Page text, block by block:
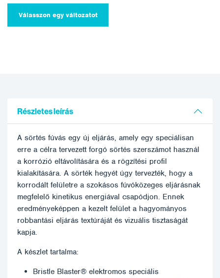
Válasszon egy változatot
Részletes leírás
A sörtés fúvás egy új eljárás, amely egy speciálisan
erre a célra tervezett forgó sörtés szerszámot használ
a korrózió eltávolítására és a rögzítési profil
kialakítására. A sörték hegyét úgy tervezték, hogy a
korrodált felületre a szokásos fúvóközeges eljárásnak
megfelelő kinetikus energiával csapódjon. Ennek
eredményeképpen a kezelt felület a hagyományos
robbantási eljárás textúráját és vizuális tisztaságát
kapja.
A készlet tartalma:
Bristle Blaster® elektromos speciális